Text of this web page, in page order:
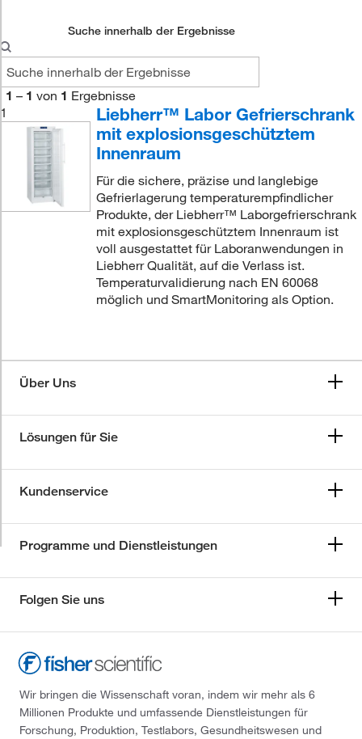
Suche innerhalb der Ergebnisse
1 – 1 von 1 Ergebnisse
1
Liebherr™ Labor Gefrierschrank
mit explosionsgeschütztem
Innenraum
Für die sichere, präzise und langlebige
Gefrierlagerung temperaturempfindlicher
Produkte, der Liebherr™ Laborgefrierschrank
mit explosionsgeschütztem Innenraum ist
voll ausgestattet für Laboranwendungen in
Liebherr Qualität, auf die Verlass ist.
Temperaturvalidierung nach EN 60068
möglich und SmartMonitoring als Option.
Über Uns
Lösungen für Sie
Kundenservice
Programme und Dienstleistungen
Folgen Sie uns
Wir bringen die Wissenschaft voran, indem wir mehr als 6
Millionen Produkte und umfassende Dienstleistungen für
Forschung, Produktion, Testlabors, Gesundheitswesen und